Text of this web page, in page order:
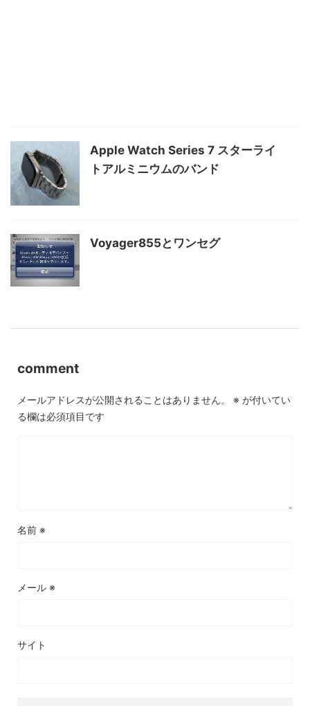
Apple Watch Series 7 スターライ
トアルミニウムのバンド
Voyager855とワンセグ
comment
メールアドレスが公開されることはありません。 ※ が付いてい
る欄は必須項目です
名前 ※
メール ※
サイト